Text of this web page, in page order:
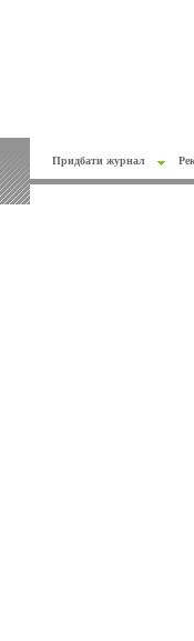
Придбати журнал